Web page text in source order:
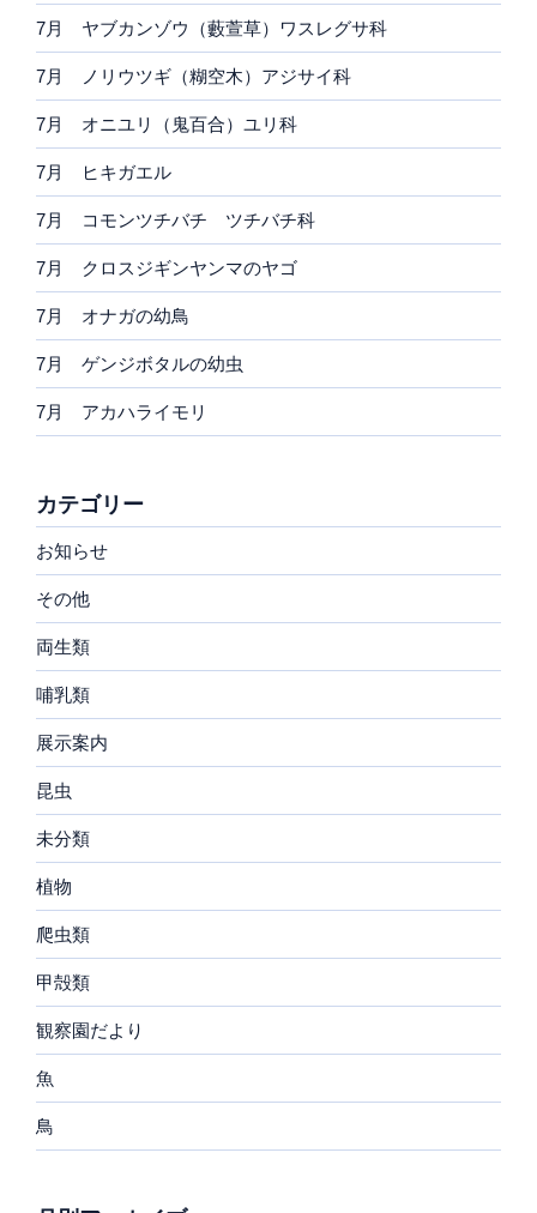
7月 ヤブカンゾウ（藪萱草）ワスレグサ科
7月 ノリウツギ（糊空木）アジサイ科
7月 オニユリ（鬼百合）ユリ科
7月 ヒキガエル
7月 コモンツチバチ ツチバチ科
7月 クロスジギンヤンマのヤゴ
7月 オナガの幼鳥
7月 ゲンジボタルの幼虫
7月 アカハライモリ
カテゴリー
お知らせ
その他
両生類
哺乳類
展示案内
昆虫
未分類
植物
爬虫類
甲殻類
観察園だより
魚
鳥